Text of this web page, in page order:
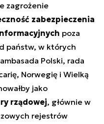
zagrożenie
zabezpieczenia
poza
państw, w których
Polski, rada
Norwegię i Wielką
jako
rządowej, głównie w
rejestrów